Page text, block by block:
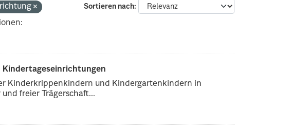
Sortieren nach
Kinderkrippenkindern und Kindergartenkindern in
freier Trägerschaft...